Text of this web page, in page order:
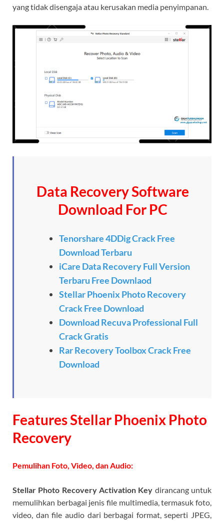
yang tidak disengaja atau kerusakan media penyimpanan.
Data Recovery Software
Download For PC
Tenorshare 4DDig Crack Free
Download Terbaru
iCare Data Recovery Full Version
Terbaru Free Downlaod
Stellar Phoenix Photo Recovery
Crack Free Download
Download Recuva Professional Full
Crack Gratis
Rar Recovery Toolbox Crack Free
Download
Features Stellar Phoenix Photo
Recovery
Pemulihan Foto, Video, dan Audio:
Stellar Photo Recovery Activation Key dirancang untuk
memulihkan berbagai jenis file multimedia, termasuk foto,
video, dan file audio dari berbagai format, seperti JPEG,